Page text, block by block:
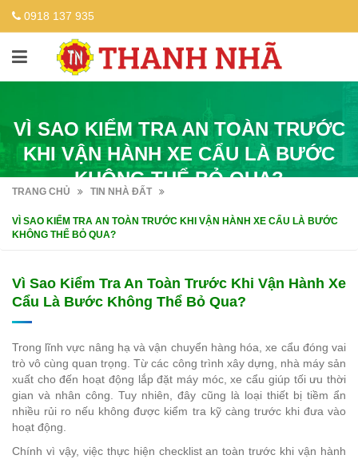
0918 137 935
VÌ SAO KIỂM TRA AN TOÀN TRƯỚC
KHI VẬN HÀNH XE CẨU LÀ BƯỚC
KHÔNG THỂ BỎ QUA?
TRANG CHỦ TIN NHÀ ĐẤT
VÌ SAO KIỂM TRA AN TOÀN TRƯỚC KHI VẬN HÀNH XE CẨU LÀ BƯỚC
KHÔNG THỂ BỎ QUA?
Vì Sao Kiểm Tra An Toàn Trước Khi Vận Hành Xe
Cẩu Là Bước Không Thể Bỏ Qua?
Trong lĩnh vực nâng hạ và vận chuyển hàng hóa, xe cẩu đóng vai
trò vô cùng quan trọng. Từ các công trình xây dựng, nhà máy sản
xuất cho đến hoạt động lắp đặt máy móc, xe cẩu giúp tối ưu thời
gian và nhân công. Tuy nhiên, đây cũng là loại thiết bị tiềm ẩn
nhiều rủi ro nếu không được kiểm tra kỹ càng trước khi đưa vào
hoạt động.
Chính vì vậy, việc thực hiện checklist an toàn trước khi vận hành